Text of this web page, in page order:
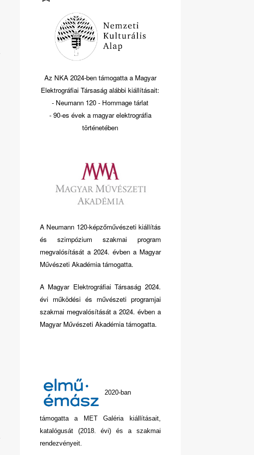
Az NKA 2024-ben támogatta a Magyar
Elektrográfiai Társaság alábbi kiállításait:
- Neumann 120 - Hommage tárlat
- 90-es évek a magyar elektrográfia
történetében
A Neumann 120-képzőművészeti kiállítás
és szimpózium szakmai program
megvalósítását a 2024. évben a Magyar
Művészeti Akadémia támogatta.
A Magyar Elektrográfiai Társaság 2024.
évi működési és művészeti programjai
szakmai megvalósítását a 2024. évben a
Magyar Művészeti Akadémia támogatta.
2020-ban
támogatta a MET Galéria kiállításait,
katalógusát (2018. évi) és a szakmai
rendezvényeit.